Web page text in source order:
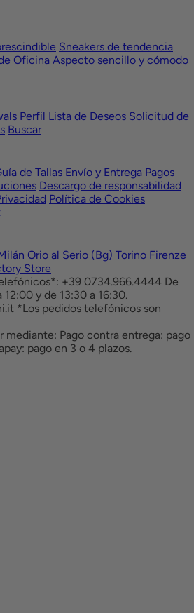
Sneakers de tendencia
Oficina Aspecto sencillo y cómodo
Perfil Lista de Deseos Solicitud de
Buscar
de Tallas Envío y Entrega Pagos
Descargo de responsabilidad
Política de Cookies
Orio al Serio (Bg) Torino Firenze
Store
+39 0734.966.4444 De
y de 13:30 a 16:30.
*Los pedidos telefónicos son
mediante: Pago contra entrega: pago
pago en 3 o 4 plazos.